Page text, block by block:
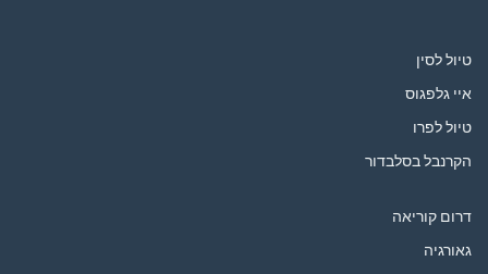
טיול לסין
איי גלפגוס
טיול לפרו
הקרנבל בסלבדור
דרום קוריאה
גאורגיה